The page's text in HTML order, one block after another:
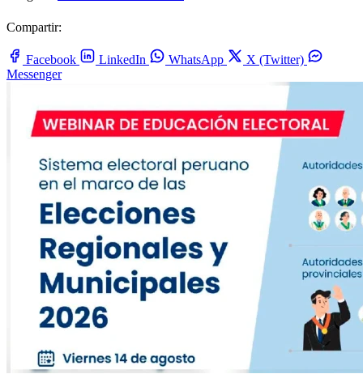
Compartir:
Facebook LinkedIn WhatsApp
X (Twitter)
Messenger